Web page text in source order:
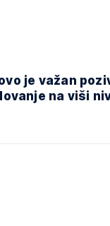
je važan
na viši